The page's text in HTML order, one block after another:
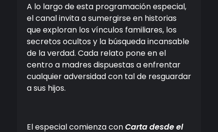
A lo largo de esta programación especial,
el canal invita a sumergirse en historias
que exploran los vínculos familiares, los
secretos ocultos y la búsqueda incansable
de la verdad. Cada relato pone en el
centro a madres dispuestas a enfrentar
cualquier adversidad con tal de resguardar
a sus hijos.
El especial comienza conCarta desde el